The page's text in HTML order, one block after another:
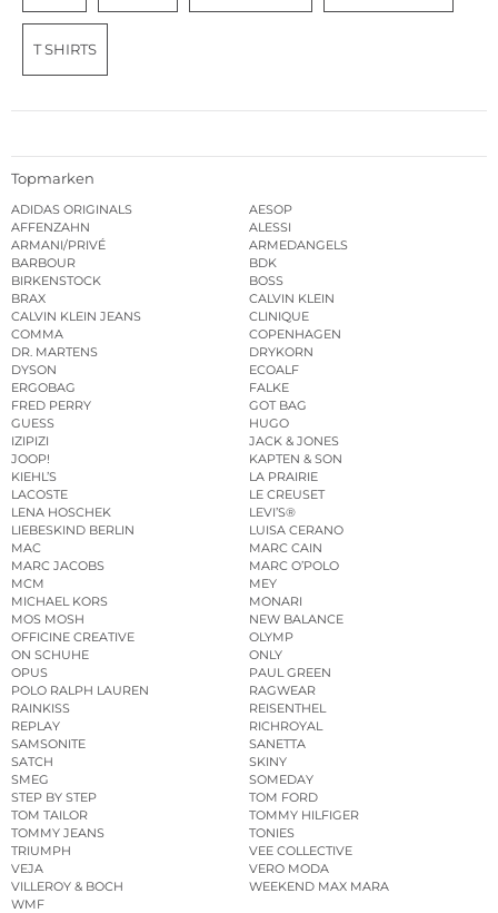
T SHIRTS
Topmarken
ADIDAS ORIGINALS
AESOP
AFFENZAHN
ALESSI
ARMANI/PRIVÉ
ARMEDANGELS
BARBOUR
BDK
BIRKENSTOCK
BOSS
BRAX
CALVIN KLEIN
CALVIN KLEIN JEANS
CLINIQUE
COMMA
COPENHAGEN
DR. MARTENS
DRYKORN
DYSON
ECOALF
ERGOBAG
FALKE
FRED PERRY
GOT BAG
GUESS
HUGO
IZIPIZI
JACK & JONES
JOOP!
KAPTEN & SON
KIEHL’S
LA PRAIRIE
LACOSTE
LE CREUSET
LENA HOSCHEK
LEVI’S®
LIEBESKIND BERLIN
LUISA CERANO
MAC
MARC CAIN
MARC JACOBS
MARC O’POLO
MCM
MEY
MICHAEL KORS
MONARI
MOS MOSH
NEW BALANCE
OFFICINE CREATIVE
OLYMP
ON SCHUHE
ONLY
OPUS
PAUL GREEN
POLO RALPH LAUREN
RAGWEAR
RAINKISS
REISENTHEL
REPLAY
RICHROYAL
SAMSONITE
SANETTA
SATCH
SKINY
SMEG
SOMEDAY
STEP BY STEP
TOM FORD
TOM TAILOR
TOMMY HILFIGER
TOMMY JEANS
TONIES
TRIUMPH
VEE COLLECTIVE
VEJA
VERO MODA
VILLEROY & BOCH
WEEKEND MAX MARA
WMF